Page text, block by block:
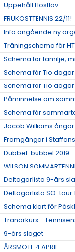
Uppehåll Höstlov
FRUKOSTTENNIS 22/11!
Info angående ny
Träningschema för
Schema för familje,
Schema för Tio
Schema för Tio
Påminnelse om
Schema för
Jacob Williams
Framgångar i
Dubbel-bubbel 2019
WILSON
Deltagarlista 9-års
Deltagarlista SO-tour
Schema klart för
Tränarkurs -
9-års slaget
ÅRSMÖTE 4 APRIL